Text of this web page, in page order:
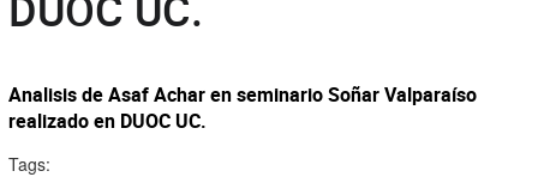
Analisis de Asaf Achar en seminario Soñar Valparaíso
realizado en DUOC UC.
Tags: